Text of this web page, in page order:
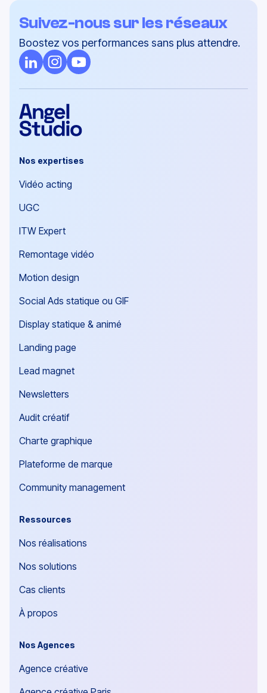
Suivez-nous sur les réseaux
Boostez vos performances sans plus attendre.
Nos expertises
Vidéo acting
UGC
ITW Expert
Remontage vidéo
Motion design
Social Ads statique ou GIF
Display statique & animé
Landing page
Lead magnet
Newsletters
Audit créatif
Charte graphique
Plateforme de marque
Community management
Ressources
Nos réalisations
Nos solutions
Cas clients
À propos
Nos Agences
Agence créative